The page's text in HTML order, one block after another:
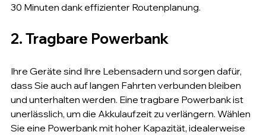
30 Minuten dank effizienter Routenplanung.
2. Tragbare Powerbank
Ihre Geräte sind Ihre Lebensadern und sorgen dafür,
dass Sie auch auf langen Fahrten verbunden bleiben
und unterhalten werden. Eine tragbare Powerbank ist
unerlässlich, um die Akkulaufzeit zu verlängern. Wählen
Sie eine Powerbank mit hoher Kapazität, idealerweise